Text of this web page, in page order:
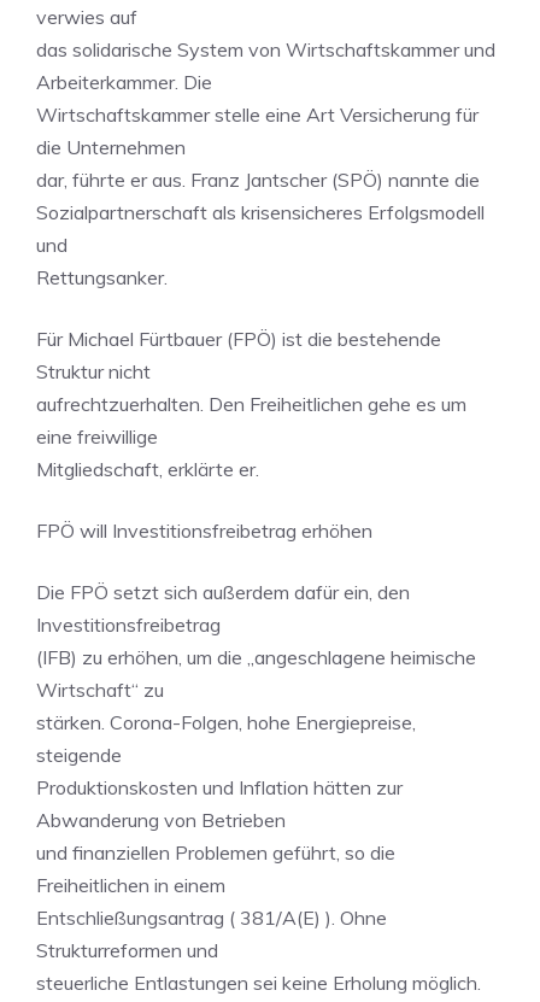
verwies auf
das solidarische System von Wirtschaftskammer und
Arbeiterkammer. Die
Wirtschaftskammer stelle eine Art Versicherung für
die Unternehmen
dar, führte er aus. Franz Jantscher (SPÖ) nannte die
Sozialpartnerschaft als krisensicheres Erfolgsmodell
und
Rettungsanker.
Für Michael Fürtbauer (FPÖ) ist die bestehende
Struktur nicht
aufrechtzuerhalten. Den Freiheitlichen gehe es um
eine freiwillige
Mitgliedschaft, erklärte er.
FPÖ will Investitionsfreibetrag erhöhen
Die FPÖ setzt sich außerdem dafür ein, den
Investitionsfreibetrag
(IFB) zu erhöhen, um die „angeschlagene heimische
Wirtschaft“ zu
stärken. Corona-Folgen, hohe Energiepreise,
steigende
Produktionskosten und Inflation hätten zur
Abwanderung von Betrieben
und finanziellen Problemen geführt, so die
Freiheitlichen in einem
Entschließungsantrag ( 381/A(E) ). Ohne
Strukturreformen und
steuerliche Entlastungen sei keine Erholung möglich.